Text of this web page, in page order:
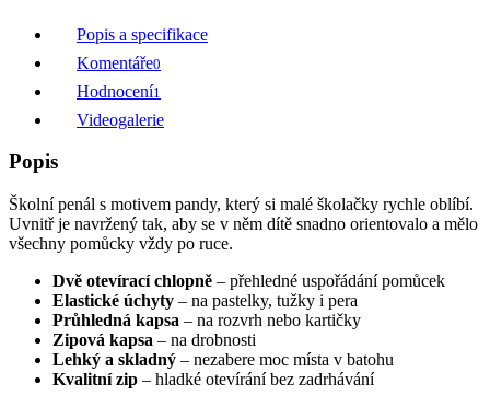
Popis a specifikace
Komentáře0
Hodnocení1
Videogalerie
Popis
Školní penál s motivem pandy, který si malé školačky rychle oblíbí.
Uvnitř je navržený tak, aby se v něm dítě snadno orientovalo a mělo
všechny pomůcky vždy po ruce.
Dvě otevírací chlopně – přehledné uspořádání pomůcek
Elastické úchyty – na pastelky, tužky i pera
Průhledná kapsa – na rozvrh nebo kartičky
Zipová kapsa – na drobnosti
Lehký a skladný – nezabere moc místa v batohu
Kvalitní zip – hladké otevírání bez zadrhávání